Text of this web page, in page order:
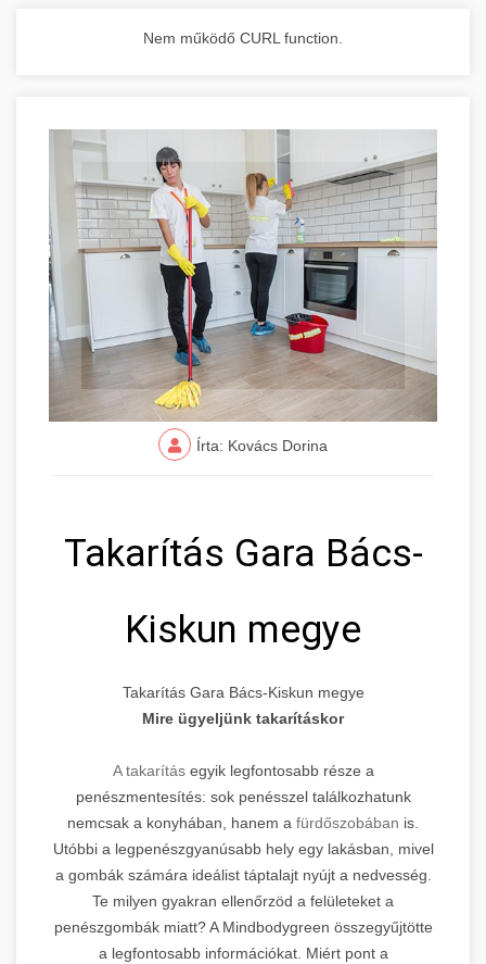
Nem működő CURL function.
Írta: Kovács Dorina
Takarítás Gara Bács-
Kiskun megye
Takarítás Gara Bács-Kiskun megye
Mire ügyeljünk takarításkor
A takarításegyik legfontosabb része a
penészmentesítés: sok penésszel találkozhatunk
nemcsak a konyhában, hanem a fürdőszobában is.
Utóbbi a legpenészgyanúsabb hely egy lakásban, mivel
a gombák számára ideálist táptalajt nyújt a nedvesség.
Te milyen gyakran ellenőrzöd a felületeket a
penészgombák miatt? A Mindbodygreen összegyűjtötte
a legfontosabb információkat. Miért pont a